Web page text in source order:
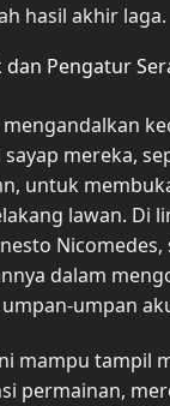
hasil akhir laga.
dan Pengatur
mereka,
untuk
lawan. Di
dalam
umpan
mampu tampil
permainan,